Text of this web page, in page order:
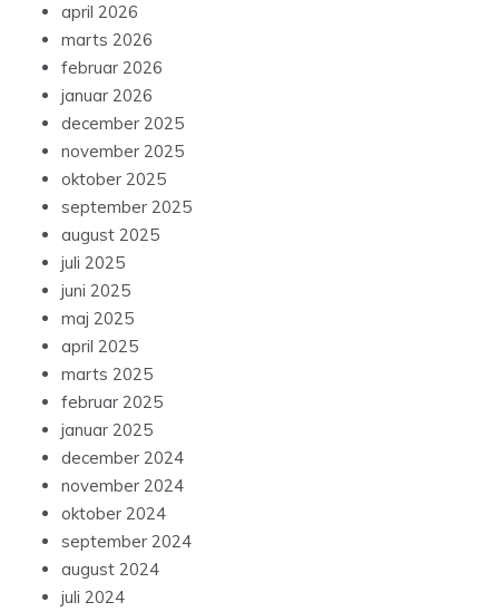
april 2026
marts 2026
februar 2026
januar 2026
december 2025
november 2025
oktober 2025
september 2025
august 2025
juli 2025
juni 2025
maj 2025
april 2025
marts 2025
februar 2025
januar 2025
december 2024
november 2024
oktober 2024
september 2024
august 2024
juli 2024